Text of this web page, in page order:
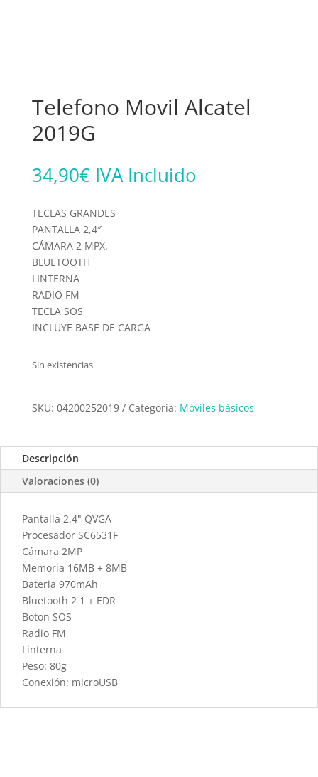
Telefono Movil Alcatel
2019G
34,90€ IVA Incluido
TECLAS GRANDES
PANTALLA 2,4″
CÁMARA 2 MPX.
BLUETOOTH
LINTERNA
RADIO FM
TECLA SOS
INCLUYE BASE DE CARGA
Sin existencias
SKU: 04200252019 Categoría: Móviles básicos
Descripción
Valoraciones (0)
Pantalla 2.4" QVGA
Procesador SC6531F
Cámara 2MP
Memoria 16MB + 8MB
Bateria 970mAh
Bluetooth 2 1 + EDR
Boton SOS
Radio FM
Linterna
Peso: 80g
Conexión: microUSB